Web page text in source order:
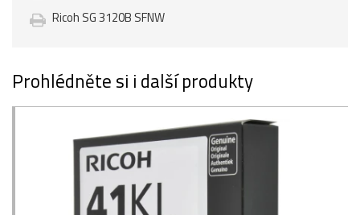
Ricoh SG 3120B SFNW
Prohlédněte si i další produkty